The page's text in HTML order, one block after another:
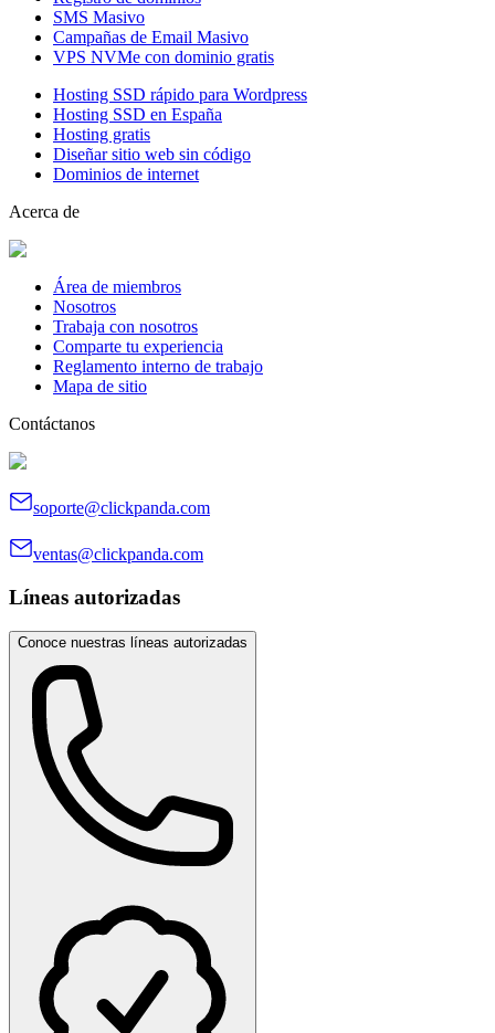
SMS Masivo
Campañas de Email Masivo
VPS NVMe con dominio gratis
Hosting SSD rápido para Wordpress
Hosting SSD en España
Hosting gratis
Diseñar sitio web sin código
Dominios de internet
Acerca de
Área de miembros
Nosotros
Trabaja con nosotros
Comparte tu experiencia
Reglamento interno de trabajo
Mapa de sitio
Contáctanos
soporte@clickpanda.com
ventas@clickpanda.com
Líneas autorizadas
Conoce nuestras líneas autorizadas